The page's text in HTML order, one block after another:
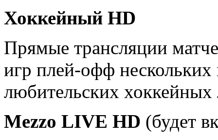
Хоккейный HD
Прямые трансляции
игр плей-офф
любительских хоккейных
Mezzo LIVE HD (будет